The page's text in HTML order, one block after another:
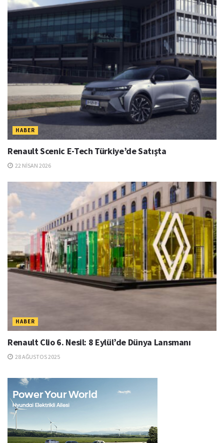
HABER
Renault Scenic E-Tech Türkiye’de Satışta
22 NISAN 2026
HABER
Renault Clio 6. Nesil: 8 Eylül’de Dünya Lansmanı
28 AĞUSTOS 2025